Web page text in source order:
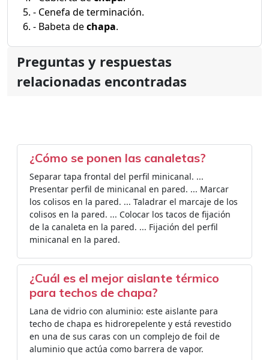
- Cenefa de terminación.
- Babeta dechapa.
Preguntas y respuestas
relacionadas encontradas
¿Cómo se ponen las canaletas?
Separar tapa frontal del perfil minicanal. ...
Presentar perfil de minicanal en pared. ... Marcar
los colisos en la pared. ... Taladrar el marcaje de los
colisos en la pared. ... Colocar los tacos de fijación
de la canaleta en la pared. ... Fijación del perfil
minicanal en la pared.
¿Cuál es el mejor aislante térmico
para techos de chapa?
Lana de vidrio con aluminio: este aislante para
techo de chapa es hidrorepelente y está revestido
en una de sus caras con un complejo de foil de
aluminio que actúa como barrera de vapor.